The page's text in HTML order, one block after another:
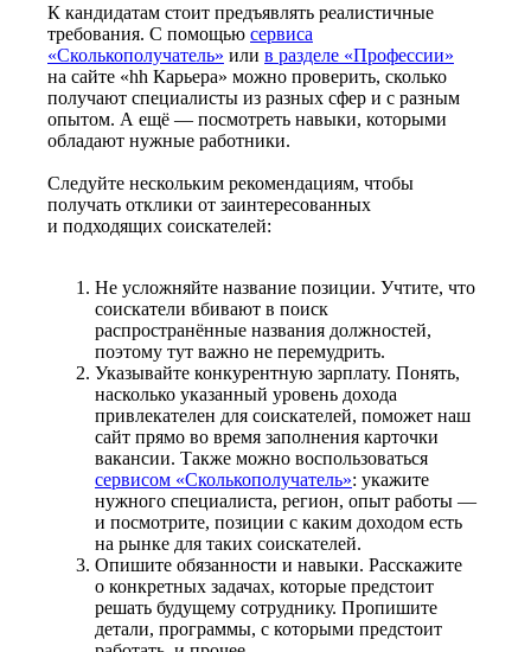
К кандидатам стоит предъявлять реалистичные
требования. С помощью сервиса
«Сколькополучатель» или в разделе «Профессии»
на сайте «hh Карьера» можно проверить, сколько
получают специалисты из разных сфер и с разным
опытом. А ещё — посмотреть навыки, которыми
обладают нужные работники.
Следуйте нескольким рекомендациям, чтобы
получать отклики от заинтересованных
и подходящих соискателей:
Не усложняйте название позиции. Учтите, что
соискатели вбивают в поиск
распространённые названия должностей,
поэтому тут важно не перемудрить.
Указывайте конкурентную зарплату. Понять,
насколько указанный уровень дохода
привлекателен для соискателей, поможет наш
сайт прямо во время заполнения карточки
вакансии. Также можно воспользоваться
сервисом «Сколькополучатель»: укажите
нужного специалиста, регион, опыт работы —
и посмотрите, позиции с каким доходом есть
на рынке для таких соискателей.
Опишите обязанности и навыки. Расскажите
о конкретных задачах, которые предстоит
решать будущему сотруднику. Пропишите
детали, программы, с которыми предстоит